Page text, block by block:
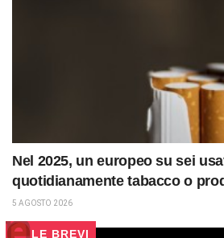
Nel 2025, un europeo su sei
quotidianamente tabacco o
5 AGOSTO 2026
LE BREVI